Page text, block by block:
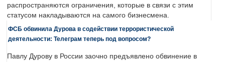
распространяются ограничения, которые в связи с этим
статусом накладываются на самого бизнесмена.
ФСБ обвинила Дурова в содействии террористической
деятельности: Телеграм теперь под вопросом?
Павлу Дурову в России заочно предъявлено обвинение в